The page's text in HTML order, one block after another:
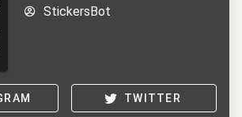
StickersBot
TWITTER